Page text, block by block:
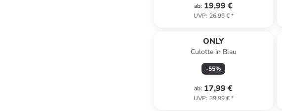
ab: 19,99 €
UVP: 26,99 €*
ONLY
Culotte in Blau
-55%
ab: 17,99 €
UVP: 39,99 €*